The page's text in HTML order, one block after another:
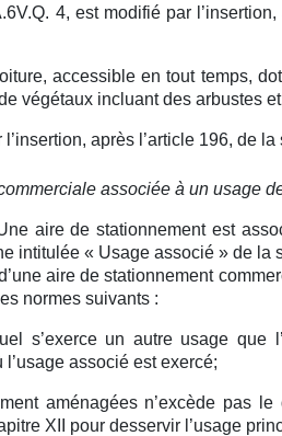
4, est modifié par
accessible en tout temps,
végétaux incluant des arbustes
après l’article 196, de
associée à un usage
aire de stationnement est
intitulée « Usage associé » de
aire de stationnement
normes suivants :
s’exerce un autre usage que
associé est exercé;
aménagées n’excède pas
XII pour desservir l’usage